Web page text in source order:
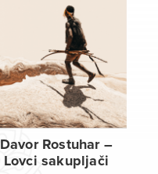
Davor Rostuhar –
Lovci sakupljači